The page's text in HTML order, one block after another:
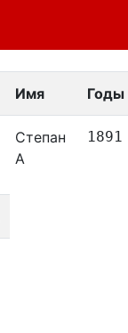
Имя Годы
Степан
А
1891